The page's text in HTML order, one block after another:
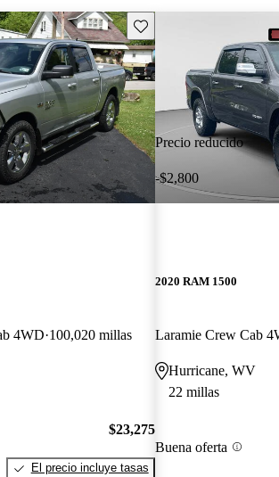
Guarda este Aviso
4WD 100,020 millas
$23,275
El precio incluye tasas
Precio reducido
-$2,800
2020 RAM 1500
Laramie Crew Cab
Hurricane, WV
22 millas
Buena oferta